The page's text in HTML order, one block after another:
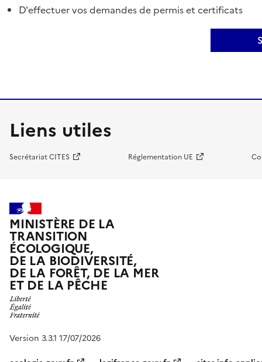
D'effectuer vos demandes de permis et certificats
Liens utiles
Secrétariat CITES Réglementation UE
MINISTÈRE DE LA
TRANSITION
ÉCOLOGIQUE,
DE LA BIODIVERSITÉ,
DE LA FORÊT, DE LA MER
ET DE LA PÊCHE
Version 3.3.1 17/07/2026